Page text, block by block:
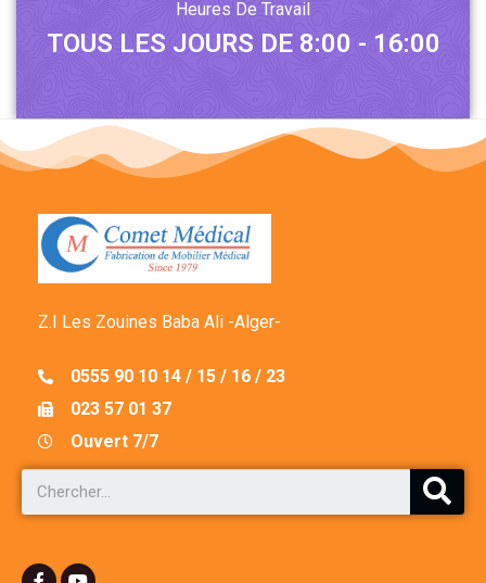
Heures De Travail
TOUS LES JOURS DE 8:00 - 16:00
Z.I Les Zouines Baba Ali -Alger-
0555 90 10 14 / 15 / 16 / 23
023 57 01 37
Ouvert 7/7